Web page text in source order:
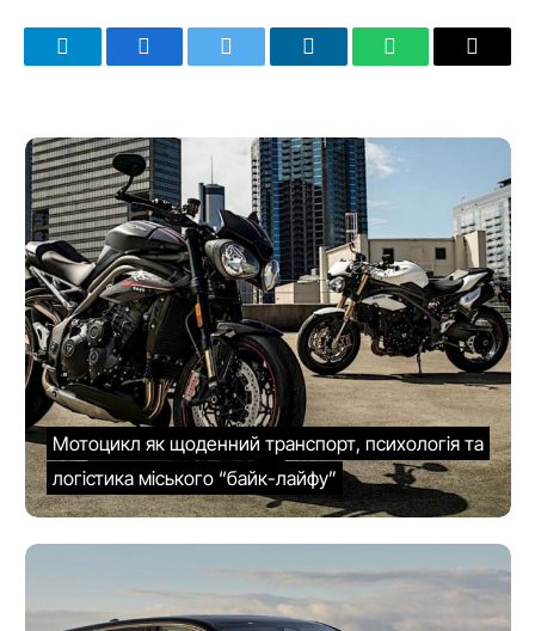
TelegramFacebookTwitter LinkedInWhatsAppEmail
Мотоцикл як щоденний транспорт, психологія та
логістика міського “байк-лайфу”